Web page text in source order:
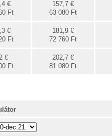
€
Ft
157,7 €
63 080 Ft
€
Ft
181,9 €
72 760 Ft
€
Ft
202,7 €
81 080 Ft